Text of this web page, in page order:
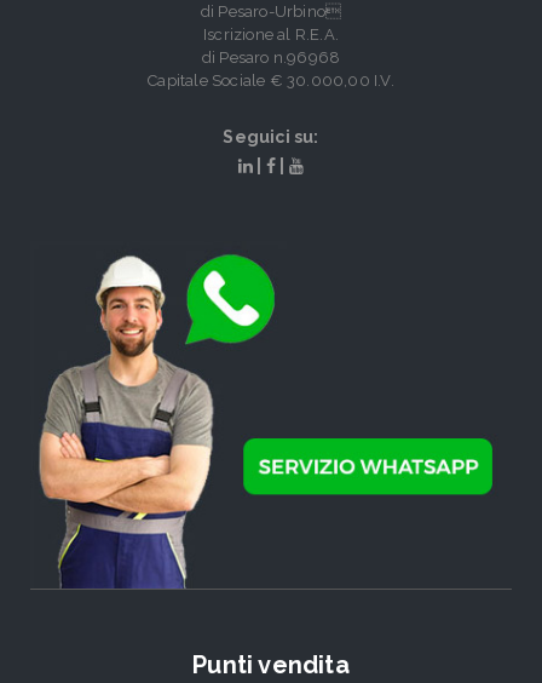
di Pesaro-Urbino
Iscrizione al R.E.A.
di Pesaro n.96968
Capitale Sociale € 30.000,00 I.V.
Seguici su:
Punti vendita